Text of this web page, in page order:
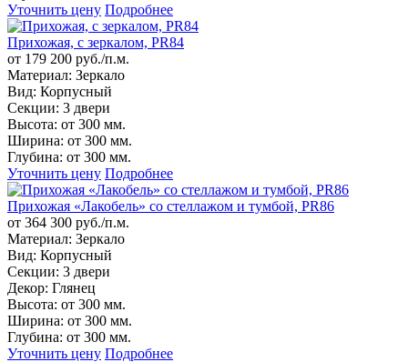
Уточнить цену Подробнее
Прихожая, с зеркалом, PR84
от 179 200 руб./п.м.
Материал: Зеркало
Вид: Корпусный
Секции: 3 двери
Высота: от 300 мм.
Ширина: от 300 мм.
Глубина: от 300 мм.
Уточнить цену Подробнее
Прихожая «Лакобель» со стеллажом и тумбой, PR86
от 364 300 руб./п.м.
Материал: Зеркало
Вид: Корпусный
Секции: 3 двери
Декор: Глянец
Высота: от 300 мм.
Ширина: от 300 мм.
Глубина: от 300 мм.
Уточнить цену Подробнее